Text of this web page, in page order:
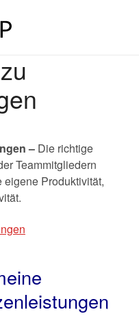
– Die richtige
Teammitgliedern
Produktivität,